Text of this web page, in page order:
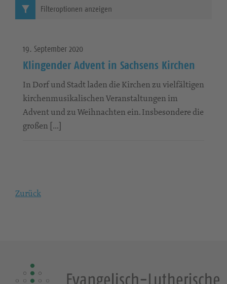
19. September 2020
Klingender Advent in Sachsens Kirchen
In Dorf und Stadt laden die Kirchen zu vielfältigen
kirchenmusikalischen Veranstaltungen im
Advent und zu Weihnachten ein. Insbesondere die
großen […]
Filteroptionen anzeigen
Zurück